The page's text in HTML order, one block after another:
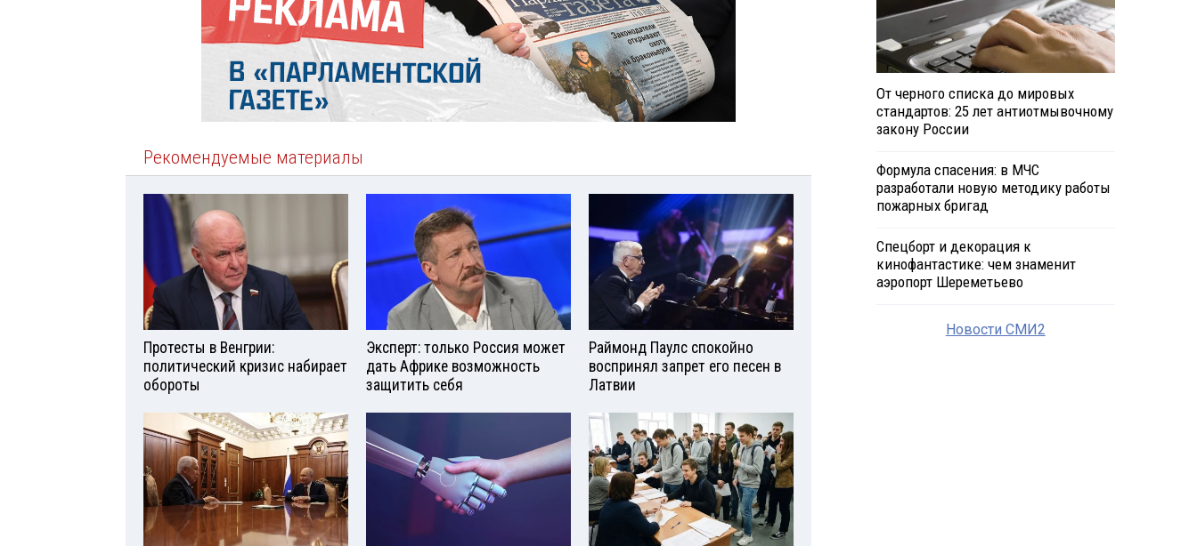
Рекомендуемые материалы
Протесты в Венгрии:
политический кризис набирает
обороты
Эксперт: только Россия может
дать Африке возможность
защитить себя
Раймонд Паулс спокойно
воспринял запрет его песен в
Латвии
От черного списка до мировых
стандартов: 25 лет антиотмывочному
закону России
Формула спасения: в МЧС
разработали новую методику работы
пожарных бригад
Спецборт и декорация к
кинофантастике: чем знаменит
аэропорт Шереметьево
Новости СМИ2